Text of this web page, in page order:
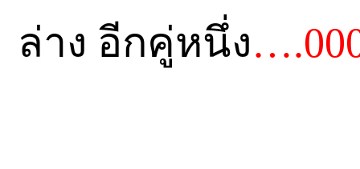
ล่าง อีกคู่หนึ่ง